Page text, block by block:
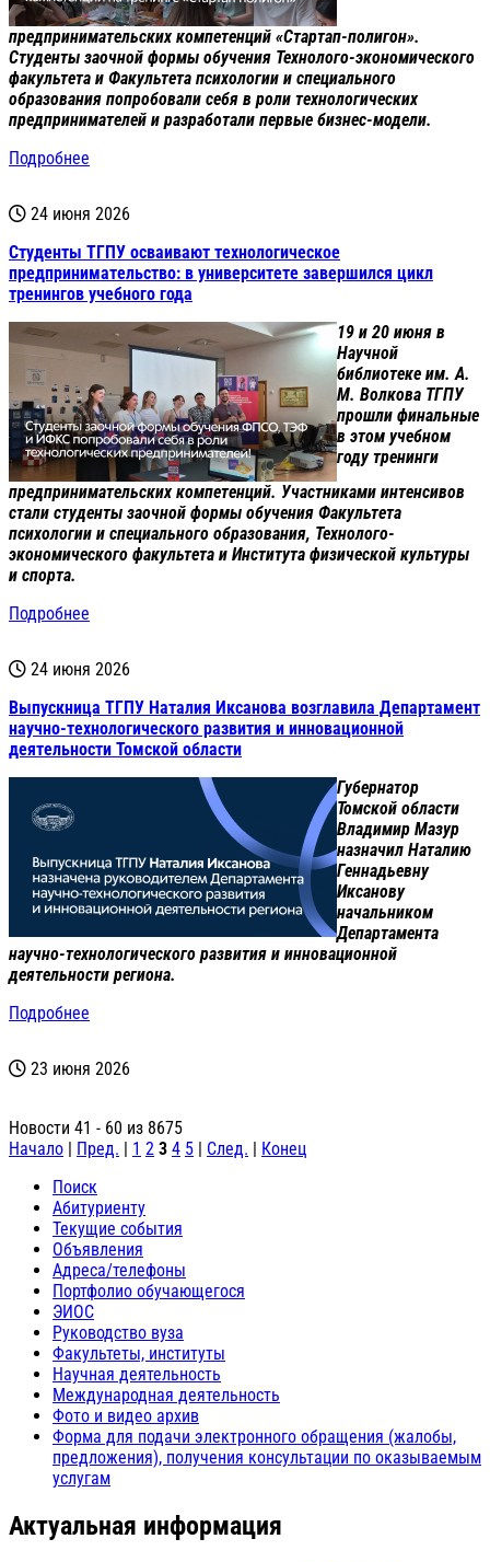
предпринимательских компетенций «Стартап-полигон».
Студенты заочной формы обучения Технолого-экономического
факультета и Факультета психологии и специального
образования попробовали себя в роли технологических
предпринимателей и разработали первые бизнес-модели.
Подробнее
24 июня 2026
Студенты ТГПУ осваивают технологическое
предпринимательство: в университете завершился цикл
тренингов учебного года
19 и 20 июня в
Научной
библиотеке им. А.
М. Волкова ТГПУ
прошли финальные
в этом учебном
году тренинги
предпринимательских компетенций. Участниками интенсивов
стали студенты заочной формы обучения Факультета
психологии и специального образования, Технолого-
экономического факультета и Института физической культуры
и спорта.
Подробнее
24 июня 2026
Выпускница ТГПУ Наталия Иксанова возглавила Департамент
научно-технологического развития и инновационной
деятельности Томской области
Губернатор
Томской области
Владимир Мазур
назначил Наталию
Геннадьевну
Иксанову
начальником
Департамента
научно-технологического развития и инновационной
деятельности региона.
Подробнее
23 июня 2026
Новости 41 - 60 из 8675
Начало
Пред. 1 2 3 4 5 След.
Конец
Поиск
Абитуриенту
Текущие события
Объявления
Адреса/телефоны
Портфолио обучающегося
ЭИОС
Руководство вуза
Факультеты, институты
Научная деятельность
Международная деятельность
Фото и видео архив
Форма для подачи электронного обращения (жалобы,
предложения), получения консультации по оказываемым
услугам
Актуальная информация